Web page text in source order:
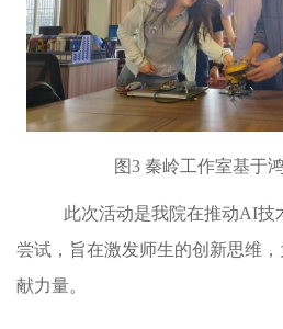
图3 秦岭工作室基于
此次活动是我院在推动AI技
尝试，旨在激发师生的创新思维，
献力量。